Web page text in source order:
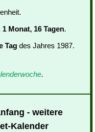
1 Monat, 16 Tagen.
Tag des Jahres 1987.
.
- weitere
Kalender